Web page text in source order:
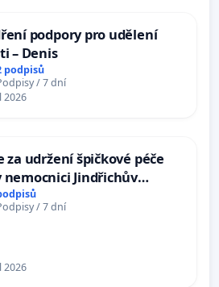
podpory pro udělení
– Denis
podpisů
/ 7 dní
2026
za udržení špičkové péče
nemocnici Jindřichův
/ 7 dní
2026